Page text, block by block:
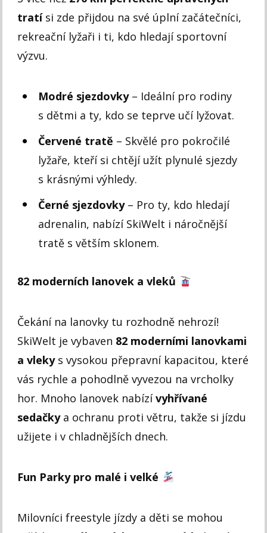
tratísi zde přijdou na své úplní začátečníci,
rekreační lyžaři i ti, kdo hledají sportovní
výzvu.
Modré sjezdovky– Ideální pro rodiny
s dětmi a ty, kdo se teprve učí lyžovat.
Červené tratě – Skvělé pro pokročilé
lyžaře, kteří si chtějí užít plynulé sjezdy
s krásnými výhledy.
Černé sjezdovky– Pro ty, kdo hledají
adrenalin, nabízí SkiWelt i náročnější
tratě s větším sklonem.
82 moderních lanovek a vleků
Čekání na lanovky tu rozhodně nehrozí!
SkiWelt je vybaven 82 moderními lanovkami
a vlekys vysokou přepravní kapacitou, které
vás rychle a pohodlně vyvezou na vrcholky
hor. Mnoho lanovek nabízívyhřívané
sedačkya ochranu proti větru, takže si jízdu
užijete i v chladnějších dnech.
Fun Parky pro malé i velké
Milovníci freestyle jízdy a děti se mohou